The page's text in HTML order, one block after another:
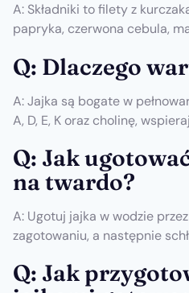
A: Składniki to filety z
papryka, czerwona cebula,
Q: Dlaczego
A: Jajka są bogate w
A, D, E, K oraz cholinę,
Q: Jak
na twardo?
A: Ugotuj jajka w wodzie
zagotowaniu, a następnie
Q: Jak